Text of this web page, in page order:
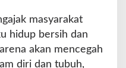
masyarakat
hidup bersih dan
akan mencegah
diri dan tubuh,